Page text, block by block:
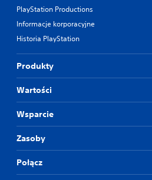
PlayStation Productions
Informacje korporacyjne
Historia PlayStation
Produkty
Wartości
Wsparcie
Zasoby
Połącz